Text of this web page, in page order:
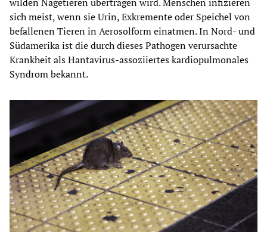
wilden Nagetieren übertragen wird. Menschen infizieren
sich meist, wenn sie Urin, Exkremente oder Speichel von
befallenen Tieren in Aerosolform einatmen. In Nord- und
Südamerika ist die durch dieses Pathogen verursachte
Krankheit als Hantavirus-assoziiertes kardiopulmonales
Syndrom bekannt.